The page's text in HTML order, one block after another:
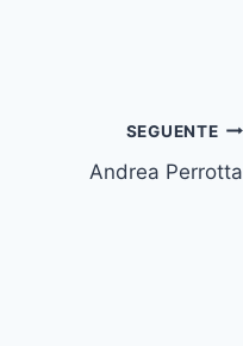
SEGUENTE
Andrea Perrotta